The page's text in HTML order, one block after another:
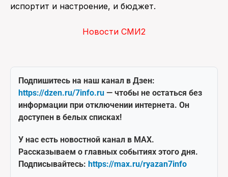
испортит и настроение, и бюджет.
Новости СМИ2
Подпишитесь на наш канал в Дзен:
https://dzen.ru/7info.ru — чтобы не остаться без
информации при отключении интернета. Он
доступен в белых списках!
У нас есть новостной канал в MAX.
Рассказываем о главных событиях этого дня.
Подписывайтесь: https://max.ru/ryazan7info